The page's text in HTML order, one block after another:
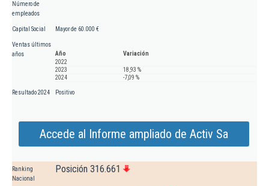
Número de
empleados
Capital Social Mayor de 60.000 €
Ventas últimos
años
Año
Variación
2022
2023
18,93 %
2024
-7,09 %
Resultado 2024 Positivo
Accede al Informe ampliado de Activ Sa
Ranking
Nacional
Posición 316.661